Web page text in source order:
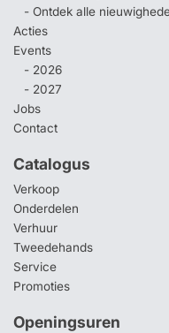
- Ontdek alle
Acties
Events
- 2026
- 2027
Jobs
Contact
Catalogus
Verkoop
Onderdelen
Verhuur
Tweedehands
Service
Promoties
Openingsuren